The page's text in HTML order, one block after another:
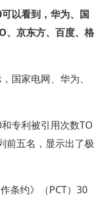
以看到，华为、国
、京东方、百度、格
国家电网、华为、
专利被引用次数TO
前五名，显示出了极
条约》（PCT）30